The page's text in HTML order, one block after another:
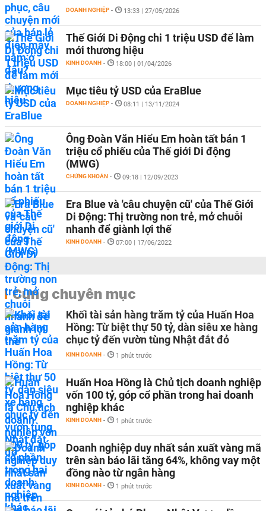
DOANH NGHIỆP - 13:33 | 27/05/2026
Thế Giới Di Động chi 1 triệu USD để làm
mới thương hiệu
KINH DOANH - 18:00 | 01/04/2026
Mục tiêu tỷ USD của EraBlue
DOANH NGHIỆP - 08:11 | 13/11/2024
Ông Đoàn Văn Hiểu Em hoàn tất bán 1
triệu cổ phiếu của Thế giới Di động
(MWG)
CHỨNG KHOÁN - 09:18 | 12/09/2023
Era Blue và 'câu chuyện cũ' của Thế Giới
Di Động: Thị trường non trẻ, mở chuỗi
nhanh để giành lợi thế
KINH DOANH - 07:00 | 17/06/2022
Cùng chuyên mục
Khối tài sản hàng trăm tỷ của Huấn Hoa
Hồng: Từ biệt thự 50 tỷ, dàn siêu xe hàng
chục tỷ đến vườn tùng Nhật đắt đỏ
KINH DOANH - 1 phút trước
Huấn Hoa Hồng là Chủ tịch doanh nghiệp
vốn 100 tỷ, góp cổ phần trong hai doanh
nghiệp khác
KINH DOANH - 1 phút trước
Doanh nghiệp duy nhất sản xuất vàng mã
trên sàn báo lãi tăng 64%, không vay một
đồng nào từ ngân hàng
KINH DOANH - 1 phút trước